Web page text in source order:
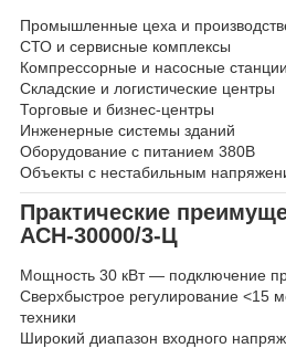
Промышленные цеха и
СТО и сервисные комплексы
Компрессорные и насосные станции
Складские и логистические центры
Торговые и бизнес-центры
Инженерные системы зданий
Оборудование с питанием 380В
Объекты с нестабильным
Практические
АСН-30000/3-Ц
Мощность 30 кВт — подключение
Сверхбыстрое регулирование <15
техники
Широкий диапазон входного